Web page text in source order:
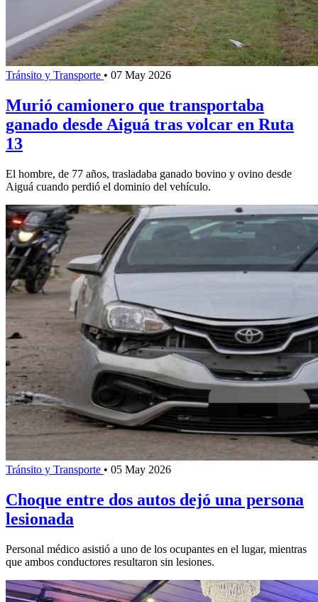
Tránsito y Transporte • 07 May 2026
Murió camionero que transportaba
ganado desde Aiguá tras volcar en Ruta
13
El hombre, de 77 años, trasladaba ganado bovino y ovino desde
Aiguá cuando perdió el dominio del vehículo.
Tránsito y Transporte • 05 May 2026
Choque entre dos autos dejó una persona
lesionada
Personal médico asistió a uno de los ocupantes en el lugar, mientras
que ambos conductores resultaron sin lesiones.